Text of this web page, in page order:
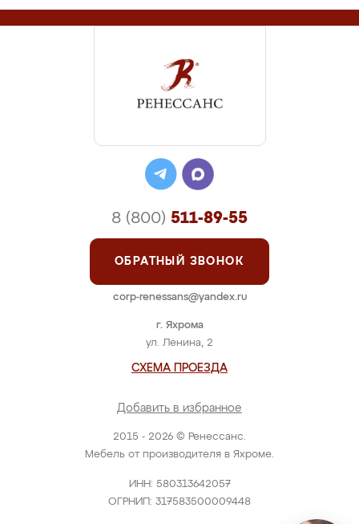
2015 - 2026 © Ренессанс.
Мебель от производителя в Яхроме.
ИНН: 580313642057
ОГРНИП: 317583500009448
г. Яхрома
ул. Ленина, 2
СХЕМА ПРОЕЗДА
Добавить в избранное
8 (800) 511-89-55
ОБРАТНЫЙ ЗВОНОК
corp-renessans@yandex.ru